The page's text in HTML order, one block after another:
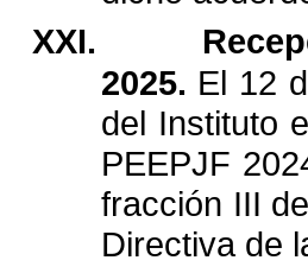
XXI.
2025. El 12
del Instituto
PEEPJF
fracción III de
Directiva de